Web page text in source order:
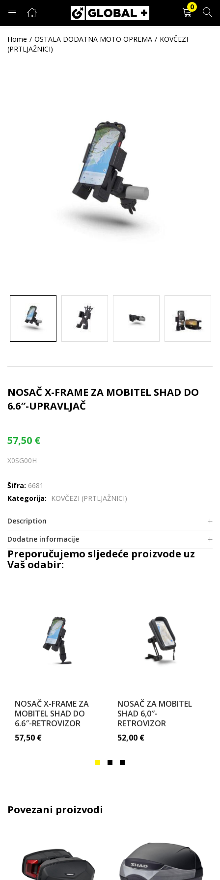
0
PRIJAVA REGISTRACIJA
Prijava
Zaboravljena lozinka?
Home OSTALA DODATNA MOTO OPREMA
KOVČEZI
(PRTLJAŽNICI)
NOSAČ X-FRAME ZA MOBITEL SHAD DO
6.6″-UPRAVLJAČ
57,50 €
X0SG00H
Šifra: 6681
Kategorija:
KOVČEZI (PRTLJAŽNICI)
Description
Dodatne informacije
Preporučujemo sljedeće proizvode uz
Vaš odabir:
NOSAČ X-FRAME ZA
MOBITEL SHAD DO
6.6″-RETROVIZOR
57,50 €
NOSAČ ZA MOBITEL
SHAD 6,0″-
RETROVIZOR
52,00 €
Povezani proizvodi